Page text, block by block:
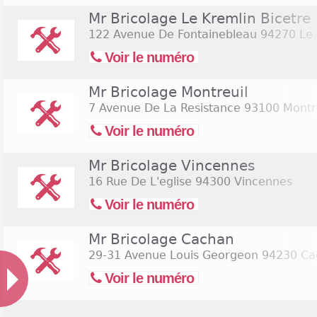
Mr Bricolage Le Kremlin Bicetre
122 Avenue De Fontainebleau 94270
Voir le numéro
Mr Bricolage Montreuil
7 Avenue De La Resistance 93100
Voir le numéro
Mr Bricolage Vincennes
16 Rue De L'eglise 94300 Vincennes
Voir le numéro
Mr Bricolage Cachan
29-31 Avenue Louis Georgeon 94230
Voir le numéro